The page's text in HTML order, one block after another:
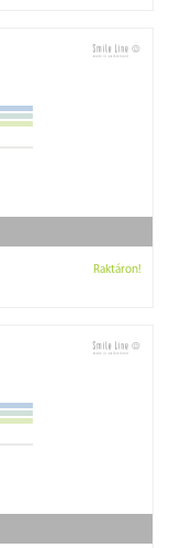
Raktáron!